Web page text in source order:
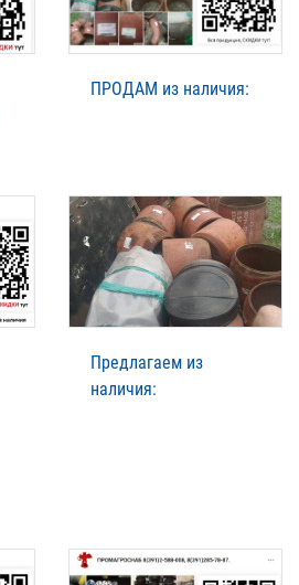
ПРОДАМ из наличия:
Предлагаем из
наличия: